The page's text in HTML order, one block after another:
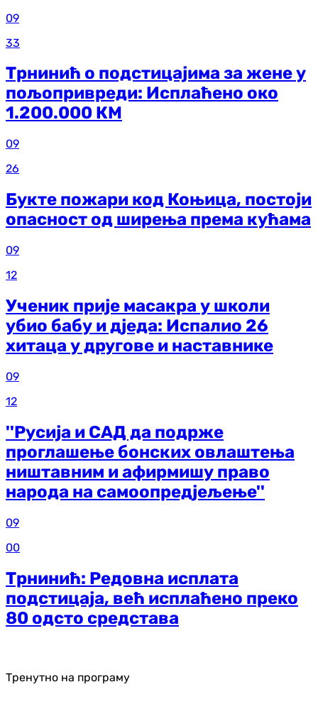
09
33
Трнинић о подстицајима за жене у
пољопривреди: Исплаћено око
1.200.000 КМ
09
26
Букте пожари код Коњица, постоји
опасност од ширења према кућама
09
12
Ученик прије масакра у школи
убио бабу и дједа: Испалио 26
хитаца у другове и наставнике
09
12
''Русија и САД да подрже
проглашење бонских овлаштења
ништавним и афирмишу право
народа на самоопредјељење''
09
00
Трнинић: Редовна исплата
подстицаја, већ исплаћено преко
80 одсто средстава
Тренутно на програму